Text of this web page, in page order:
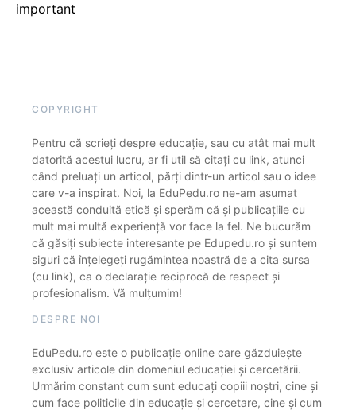
important
COPYRIGHT
Pentru că scrieți despre educație, sau cu atât mai mult
datorită acestui lucru, ar fi util să citați cu link, atunci
când preluați un articol, părți dintr-un articol sau o idee
care v-a inspirat. Noi, la EduPedu.ro ne-am asumat
această conduită etică și sperăm că și publicațiile cu
mult mai multă experiență vor face la fel. Ne bucurăm
că găsiți subiecte interesante pe Edupedu.ro și suntem
siguri că înțelegeți rugămintea noastră de a cita sursa
(cu link), ca o declarație reciprocă de respect și
profesionalism. Vă mulțumim!
DESPRE NOI
EduPedu.ro este o publicație online care găzduiește
exclusiv articole din domeniul educației și cercetării.
Urmărim constant cum sunt educați copiii noștri, cine și
cum face politicile din educație și cercetare, cine și cum